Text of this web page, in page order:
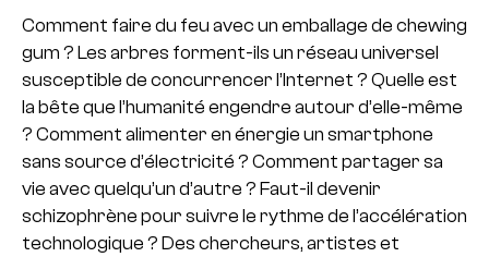
Comment faire du feu avec un emballage de chewing
gum ? Les arbres forment-ils un réseau universel
susceptible de concurrencer l’Internet ? Quelle est
la bête que l’humanité engendre autour d’elle-même
? Comment alimenter en énergie un smartphone
sans source d’électricité ? Comment partager sa
vie avec quelqu’un d’autre ? Faut-il devenir
schizophrène pour suivre le rythme de l’accélération
technologique ? Des chercheurs, artistes et